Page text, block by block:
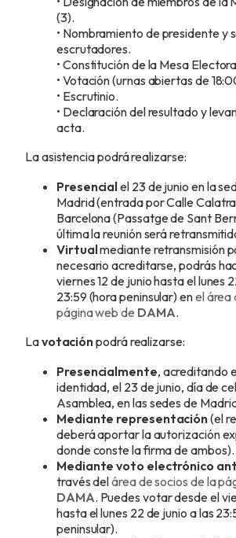
(3).
• Nombramiento de presidente y
escrutadores.
• Constitución de la Mesa
• Votación (urnas abiertas de
• Escrutinio.
• Declaración del resultado y
acta.
La asistencia podrá realizarse:
Presencialel 23 de junio en la
Madrid (entrada por Calle
Barcelona (Passatge de Sant
última la reunión será
Virtualmediante retransmisión
necesario acreditarse, podrás
viernes 12 de junio hasta el lunes
23:59 (hora peninsular) enel área
página web de DAMA.
Lavotaciónpodrá realizarse:
Presencialmente, acreditando
identidad, el 23 de junio, día de
Asamblea, en las sedes de
Mediante representación(el
deberá aportar la autorización
donde conste la firma de ambos).
Mediante voto electrónico
través delárea de socios de la
DAMA. Puedes votar desde el
hasta el lunes 22 de junio a las
peninsular).